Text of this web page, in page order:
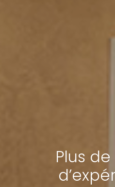
Plus de